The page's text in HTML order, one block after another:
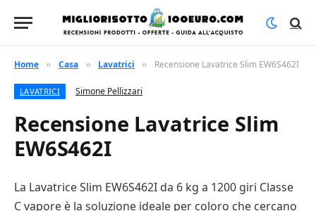
Home » Casa » Lavatrici » Recensione Lavatrice Slim EW6S462I
LAVATRICI Simone Pellizzari
Recensione Lavatrice Slim
EW6S462I
La Lavatrice Slim EW6S462I da 6 kg a 1200 giri Classe
C vapore è la soluzione ideale per coloro che cercano